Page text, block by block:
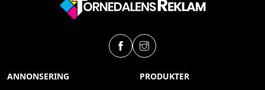
ANNONSERING
PRODUKTER